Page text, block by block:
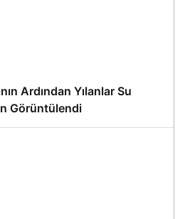
Ardından Yılanlar Su
Görüntülendi